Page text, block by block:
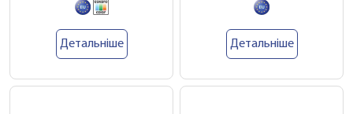
Детальніше Детальніше